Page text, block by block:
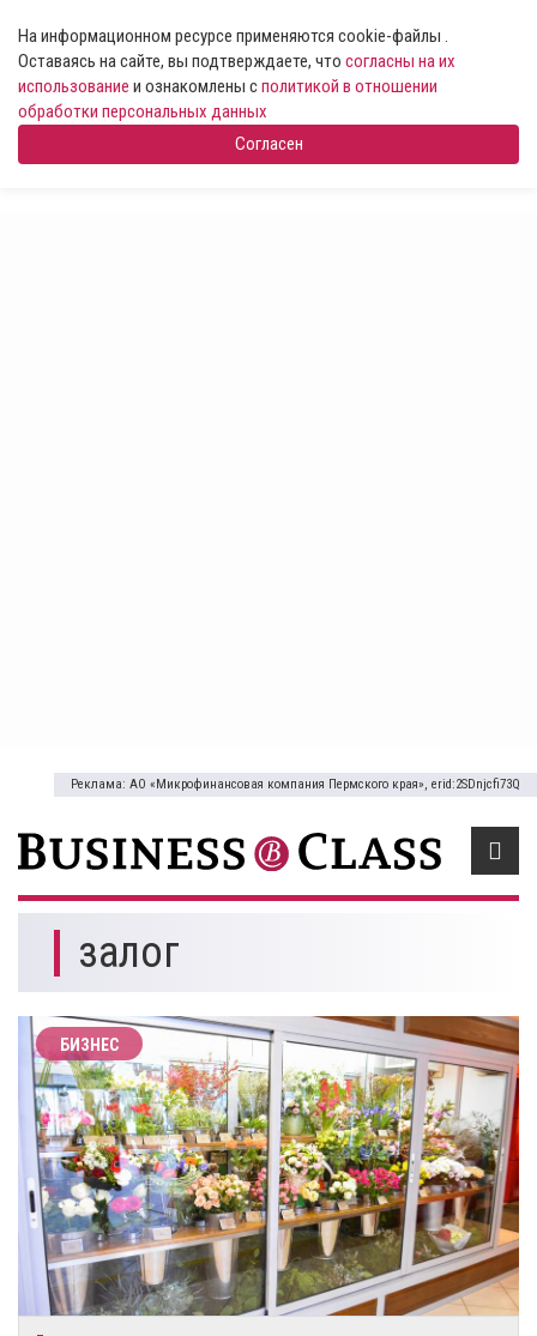
На информационном ресурсе применяются cookie-файлы .
Оставаясь на сайте, вы подтверждаете, что согласны на их
использование и ознакомлены сполитикой в отношении
обработки персональных данных
Согласен
Реклама: АО «Микрофинансовая компания Пермского края», erid:2SDnjcfi73Q
залог
БИЗНЕС